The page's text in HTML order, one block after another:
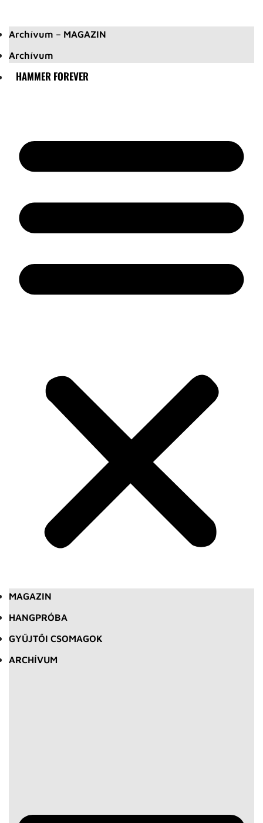
Archívum – MAGAZIN
Archívum
HAMMER FOREVER
MAGAZIN
HANGPRÓBA
GYŰJTŐI CSOMAGOK
ARCHÍVUM